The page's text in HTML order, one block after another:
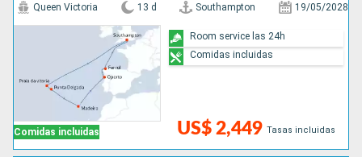
Comidas incluidas
Queen Victoria 13 d Southampton 19/05/2028
US$ 2,449 Tasas incluidas
Room service las 24h
Comidas incluidas